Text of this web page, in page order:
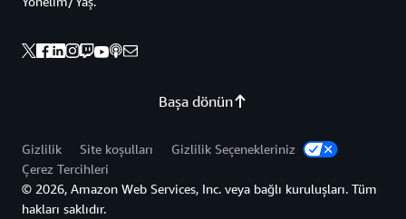
Başa dönün
Gizlilik Site koşulları
Gizlilik Seçenekleriniz
Çerez Tercihleri
© 2026, Amazon Web Services, Inc. veya bağlı kuruluşları. Tüm
hakları saklıdır.